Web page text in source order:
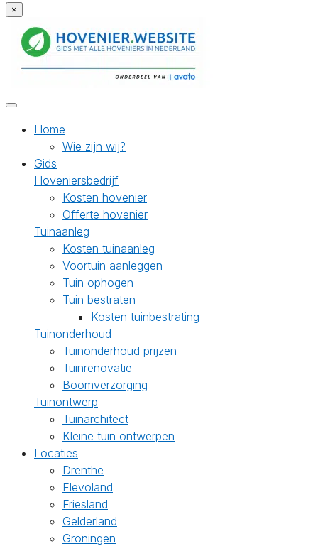
×
Home
Wie zijn wij?
Gids
Hoveniersbedrijf
Kosten hovenier
Offerte hovenier
Tuinaanleg
Kosten tuinaanleg
Voortuin aanleggen
Tuin ophogen
Tuin bestraten
Kosten tuinbestrating
Tuinonderhoud
Tuinonderhoud prijzen
Tuinrenovatie
Boomverzorging
Tuinontwerp
Tuinarchitect
Kleine tuin ontwerpen
Locaties
Drenthe
Flevoland
Friesland
Gelderland
Groningen